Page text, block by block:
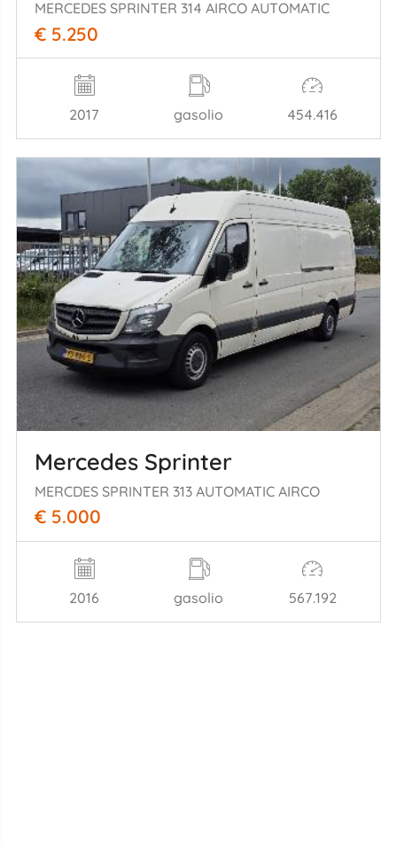
MERCEDES SPRINTER 314 AIRCO AUTOMATIC
€ 5.250
2017 gasolio 454.416
Mercedes Sprinter
MERCDES SPRINTER 313 AUTOMATIC AIRCO
€ 5.000
2016 gasolio 567.192